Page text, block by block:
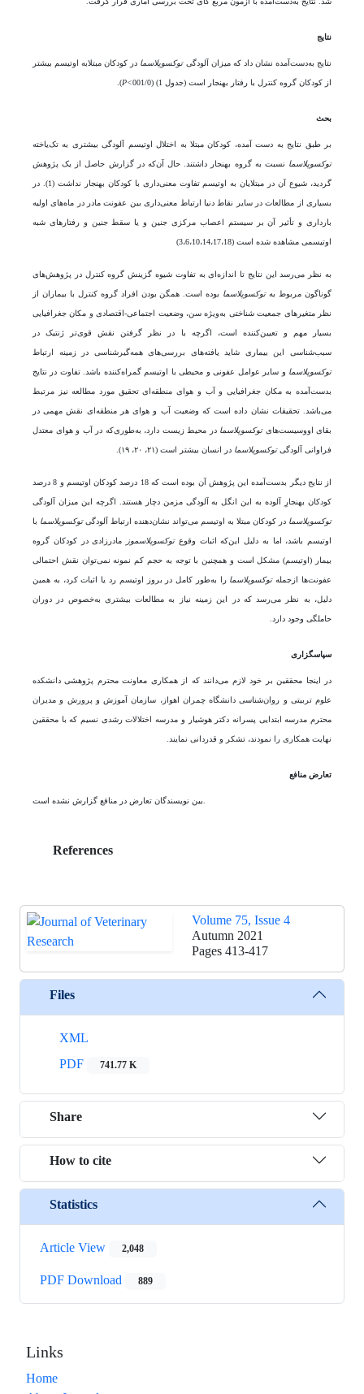
نتایج
نتایج به‌دست‌آمده نشان داد که میزان آلودگیتوکسوپلاسما در کودکان مبتلابه اوتیسم بیشتر
از کودکان گروه کنترل با رفتار بهنجار است (جدول 1) (001/0
>
P
).
بحث
بر طبق نتایج به ‌دست ‌آمده، کودکان مبتلا به اختلال اوتیسم آلودگی بیشتری به تک‌یاخته
توکسوپلاسما نسبت به گروه بهنجار داشتند. حال ‌آن‌که در گزارش حاصل از یک پژوهش
گردید، شیوع آن در مبتلایان به اوتیسم تفاوت معنی‌داری با کودکان بهنجار نداشت (1). در
بسیاری از مطالعات در سایر نقاط دنیا ارتباط معنی‌داری بین عفونت مادر در ماه‌های اولیه
بارداری و تأثیر آن بر سیستم اعصاب مرکزی جنین و یا سقط جنین و رفتارهای شبه
اوتیسمی مشاهده شده است (3،6،10،14،17،18)
به نظر می‌رسد این نتایج تا اندازه‌ای به تفاوت شیوه گزینش گروه کنترل در پژوهش‌های
گوناگون مربوط بهتوکسوپلاسما بوده است. همگن بودن افراد گروه کنترل با بیماران از
نظر متغیرهای جمعیت شناختی به‌ویژه سن، وضعیت اجتماعی-اقتصادی و مکان جغرافیایی
بسیار مهم و تعیین‌کننده است، اگرچه با در نظر گرفتن نقش قوی‌تر ژنتیک در
سبب‌شناسی این بیماری شاید یافته‌های بررسی‌های همه‌گیرشناسی در زمینه ارتباط
توکسوپلاسما و سایر عوامل عفونی و محیطی با اوتیسم گمراه‌کننده باشد. تفاوت در نتایج
بدست‌آمده به مکان جغرافیایی و آب ‌و هوای منطقه‌ای تحقیق مورد مطالعه نیز مرتبط
می‌باشد. تحقیقات نشان داده است که وضعیت آب ‌و هوای هر منطقه‌ای نقش مهمی در
بقای اووسیست‌هایتوکسوپلاسما در محیط‌ زیست دارد، به‌طوری‌که در آب ‌و هوای معتدل
فراوانی آلودگیتوکسوپلاسما در انسان بیشتر است (۲۱، ۲۰، ۱۹).
از نتایج دیگر بدست‌آمده این پژوهش آن بوده است که 18 درصد کودکان اوتیسم و 8 درصد
کودکان بهنجارِ آلوده به این انگل به آلودگی مزمن دچار هستند. اگرچه این میزان آلودگی
توکسوپلاسما در کودکان مبتلا به اوتیسم می‌تواند نشان‌دهنده ارتباط آلودگیتوکسوپلاسما با
اوتیسم باشد، اما به دلیل این‌که اثبات وقوعتوکسوپلاسموز
مادرزادی در کودکان گروه
بیمار (اوتیسم) مشکل است و همچنین با توجه به حجم کم نمونه نمی‌توان نقش احتمالی
عفونت‌ها ازجملهتوکسوپلاسما را به‌طور کامل در بروز اوتیسم رد یا اثبات کرد، به همین
دلیل، به نظر می‌رسد که در این زمینه نیاز به مطالعات بیشتری به‌خصوص در دوران
حاملگی وجود دارد.
سپاسگزاری
در اینجا محققین بر خود لازم می‌دانند که از همکاری معاونت محترم پژوهشی دانشکده
علوم تربیتی و روان‌شناسی دانشگاه چمران اهواز، سازمان آموزش ‌و پرورش و مدیران
محترم مدرسه ابتدایی پسرانه دکتر هوشیار و مدرسه اختلالات رشدی نسیم که با محققین
نهایت همکاری را نمودند، تشکر و قدردانی نمایند.
تعارض منافع
References
Volume 75, Issue 4
Autumn 2021
Pages 413-417
Files
XML
PDF
741.77 K
Share
How to cite
Statistics
Article View 2,048
PDF Download 889
Links
Home